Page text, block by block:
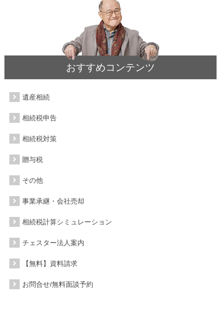
おすすめコンテンツ
遺産相続
相続税申告
相続税対策
贈与税
その他
事業承継・会社売却
相続税計算シミュレーション
チェスター法人案内
【無料】資料請求
お問合せ/無料面談予約